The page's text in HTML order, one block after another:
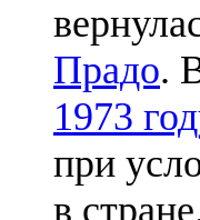
Прадо.
1973
при
в